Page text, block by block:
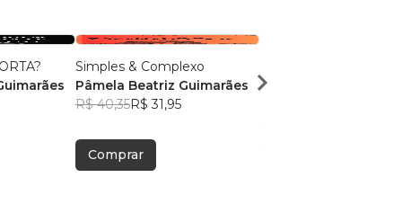
Simples & Complexo
Pâmela Beatriz Guimarães
R$ 40,35R$ 31,95
Comprar
Coração